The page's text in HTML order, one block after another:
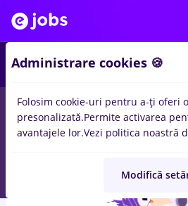
locuri de muncacu salarii avocatin
Level (< 2 ani)inTransport /
Administrare cookies 🍪
Folosim cookie-uri pentru a-ți oferi
presonalizată.Permite activarea
avantajele lor.Vezi politica noastră
Modifică